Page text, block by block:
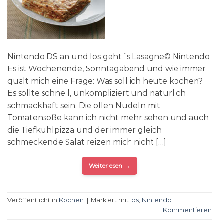
Nintendo DS an und los geht´s Lasagne© Nintendo
Es ist Wochenende, Sonntagabend und wie immer
quält mich eine Frage: Was soll ich heute kochen?
Es sollte schnell, unkompliziert und natürlich
schmackhaft sein. Die ollen Nudeln mit
Tomatensoße kann ich nicht mehr sehen und auch
die Tiefkühlpizza und der immer gleich
schmeckende Salat reizen mich nicht […]
Weiterlesen →
Veröffentlicht in Kochen Markiert mit los, Nintendo
Kommentieren